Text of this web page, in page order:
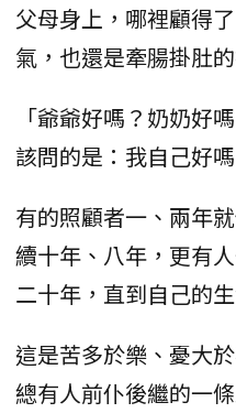
父母身上，哪裡顧得
氣，也還是牽腸掛肚
「爺爺好嗎？奶奶好
該問的是：我自己好嗎
有的照顧者一、兩年
續十年、八年，更有
二十年，直到自己的
這是苦多於樂、憂大
總有人前仆後繼的一條